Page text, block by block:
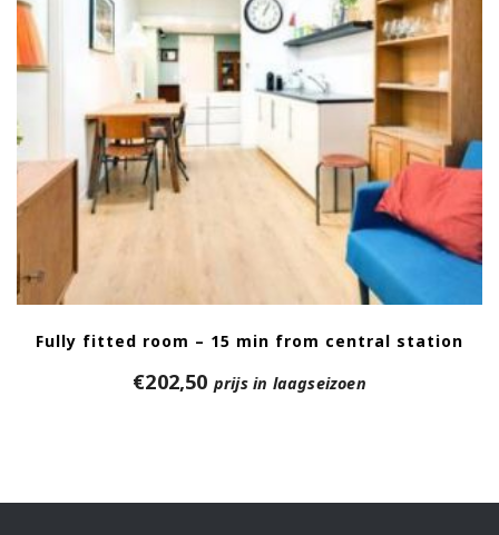
Fully fitted room – 15 min from central station
€202,50 prijs in laagseizoen